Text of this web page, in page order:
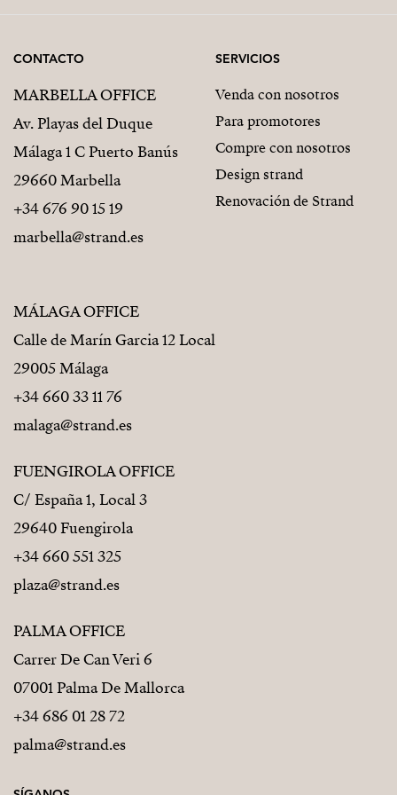
CONTACTO
MARBELLA OFFICE
Av. Playas del Duque
Málaga 1 C Puerto Banús
29660 Marbella
+34 676 90 15 19
marbella@strand.es
MÁLAGA OFFICE
Calle de Marín Garcia 12 Local
29005 Málaga
+34 660 33 11 76
malaga@strand.es
FUENGIROLA OFFICE
C/ España 1, Local 3
29640 Fuengirola
+34 660 551 325
plaza@strand.es
PALMA OFFICE
Carrer De Can Veri 6
07001 Palma De Mallorca
+34 686 01 28 72
palma@strand.es
SERVICIOS
Venda con nosotros
Para promotores
Compre con nosotros
Design strand
Renovación de Strand